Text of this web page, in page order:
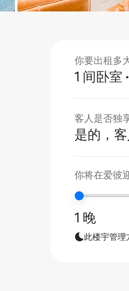
你要出租多
1 间卧室
客人是否独
是的，
你将在爱彼
1 晚
此楼宇管理